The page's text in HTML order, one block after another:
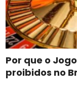
Por que o
proibidos no